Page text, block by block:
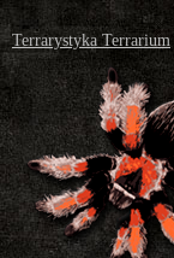
Terrarystyka Terrarium